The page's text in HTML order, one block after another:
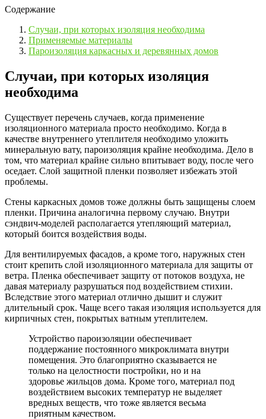
Содержание
Случаи, при которых изоляция необходима
Применяемые материалы
Пароизоляция каркасных и деревянных домов
Случаи, при которых изоляция
необходима
Существует перечень случаев, когда применение
изоляционного материала просто необходимо. Когда в
качестве внутреннего утеплителя необходимо уложить
минеральную вату, пароизоляция крайне необходима. Дело в
том, что материал крайне сильно впитывает воду, после чего
оседает. Слой защитной пленки позволяет избежать этой
проблемы.
Стены каркасных домов тоже должны быть защищены слоем
пленки. Причина аналогична первому случаю. Внутри
сэндвич-моделей располагается утепляющий материал,
который боится воздействия воды.
Для вентилируемых фасадов, а кроме того, наружных стен
стоит крепить слой изоляционного материала для защиты от
ветра. Пленка обеспечивает защиту от потоков воздуха, не
давая материалу разрушаться под воздействием стихии.
Вследствие этого материал отлично дышит и служит
длительный срок. Чаще всего такая изоляция используется для
кирпичных стен, покрытых ватным утеплителем.
Устройство пароизоляции обеспечивает
поддержание постоянного микроклимата внутри
помещения. Это благоприятно сказывается не
только на целостности постройки, но и на
здоровье жильцов дома. Кроме того, материал под
воздействием высоких температур не выделяет
вредных веществ, что тоже является весьма
приятным качеством.